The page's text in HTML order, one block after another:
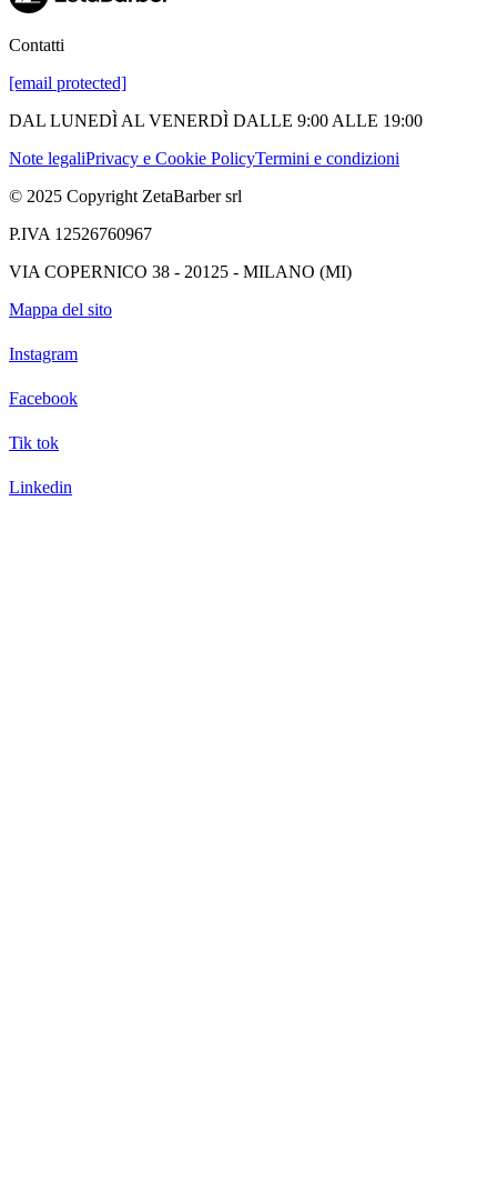
Contatti
[email protected]
DAL LUNEDÌ AL VENERDÌ DALLE 9:00 ALLE 19:00
Note legaliPrivacy e Cookie PolicyTermini e condizioni
© 2025 Copyright ZetaBarber srl
P.IVA 12526760967
VIA COPERNICO 38 - 20125 - MILANO (MI)
Mappa del sito
Instagram
Facebook
Tik tok
Linkedin